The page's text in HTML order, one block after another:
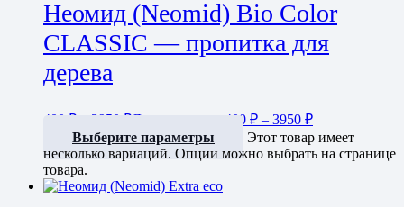
Неомид (Neomid) Bio Color
CLASSIC — пропитка для
дерева
400 ₽ 3950 ₽Диапазон цен: 400 ₽ – 3950 ₽
Выберите параметры
Этот товар имеет
несколько вариаций. Опции можно выбрать на странице
товара.